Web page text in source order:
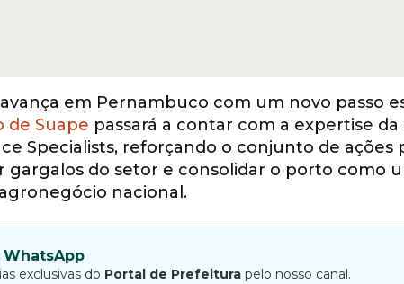
em Pernambuco com um novo passo
de Suape passará a contar com a expertise
Specialists, reforçando o conjunto de ações
gargalos do setor e consolidar o porto como
nacional.
exclusivas do Portal de Prefeitura pelo nosso canal.